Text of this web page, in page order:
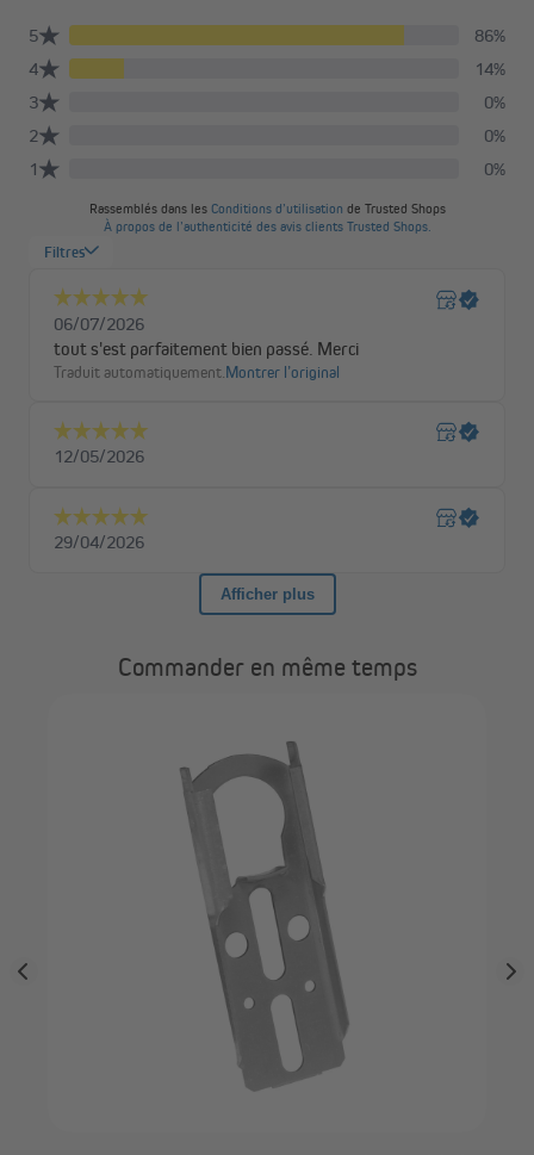
Commander en même temps